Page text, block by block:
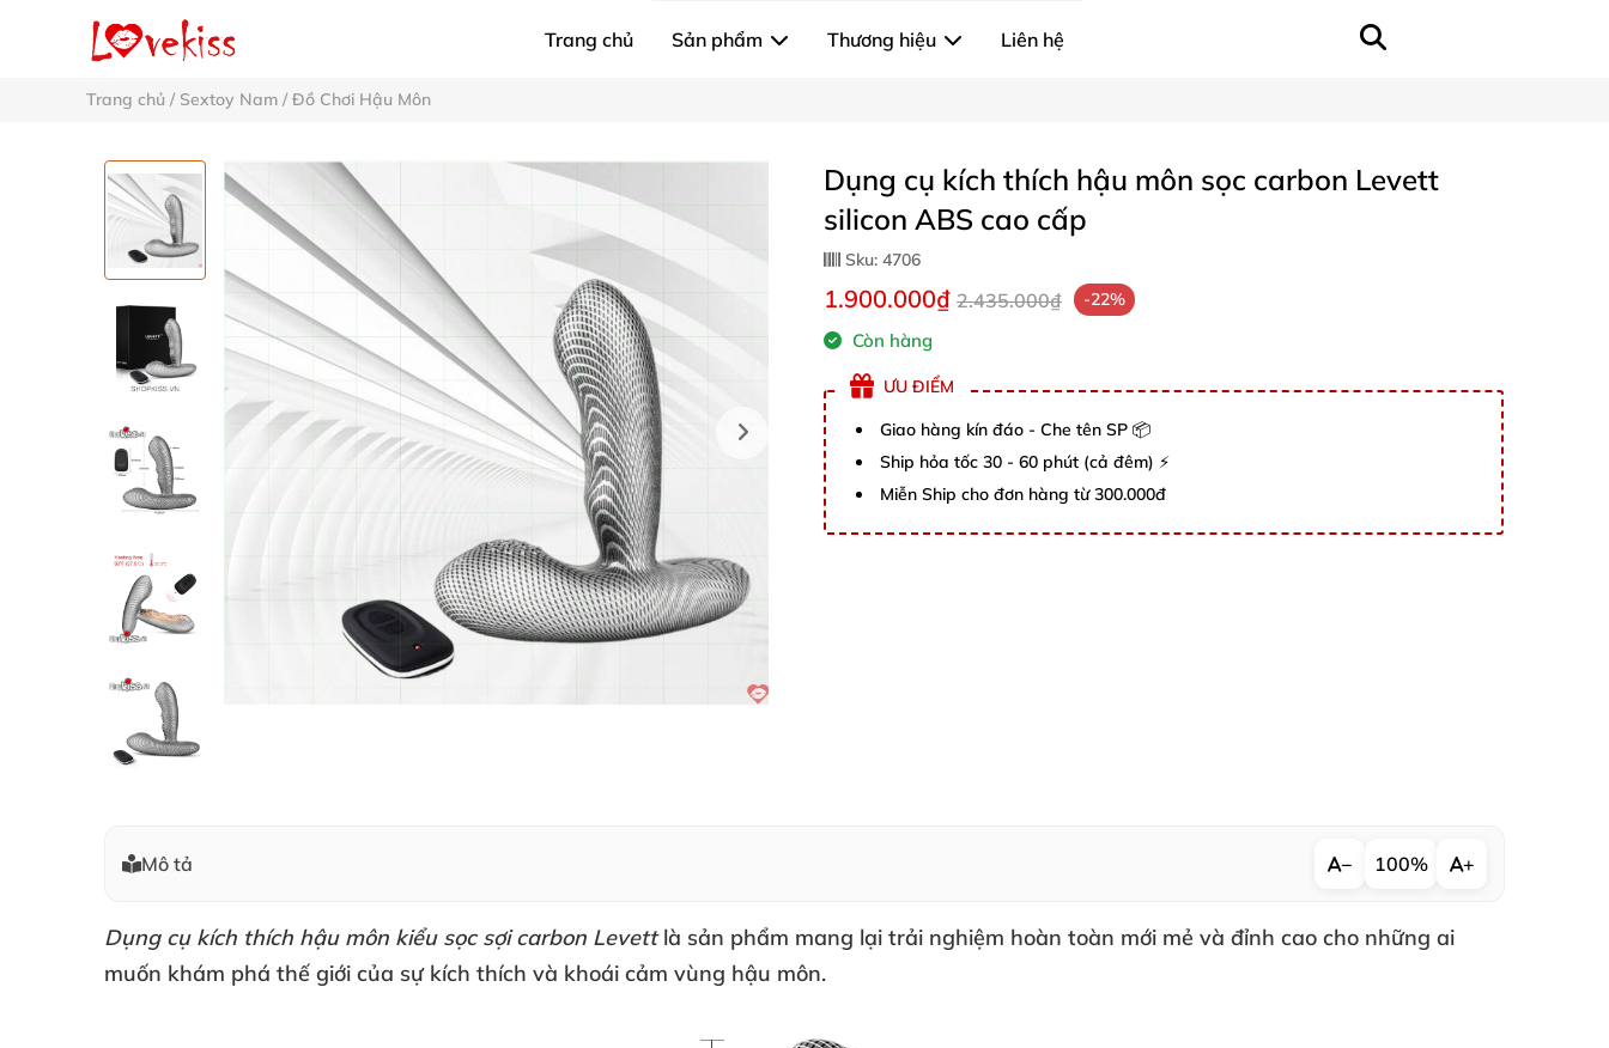
Trang chủ Sản phẩm Thương hiệu Liên hệ
Trang chủ / Sextoy Nam / Đồ Chơi Hậu Môn
Dụng cụ kích thích hậu môn sọc carbon Levett
silicon ABS cao cấp
Sku: 4706
1.900.000₫ 2.435.000₫ -22%
Còn hàng
ƯU ĐIỂM
Giao hàng kín đáo - Che tên SP 📦
Ship hỏa tốc 30 - 60 phút (cả đêm) ⚡
Miễn Ship cho đơn hàng từ 300.000đ
Mô tả − 100% +
Dụng cụ kích thích hậu môn kiểu sọc sợi carbon Levettlà sản phẩm mang lại trải nghiệm hoàn toàn mới mẻ và đỉnh cao cho những ai
muốn khám phá thế giới của sự kích thích và khoái cảm vùng hậu môn.